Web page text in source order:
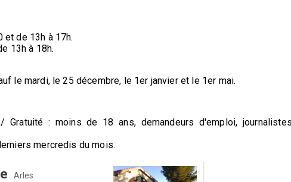
et de 13h à 17h.
13h à 18h.
le mardi, le 25 décembre, le 1er janvier et le 1er mai.
: moins de 18 ans, demandeurs d'emploi,
mercredis du mois.
Arles